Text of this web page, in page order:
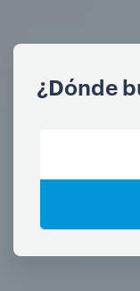
¿Dónde